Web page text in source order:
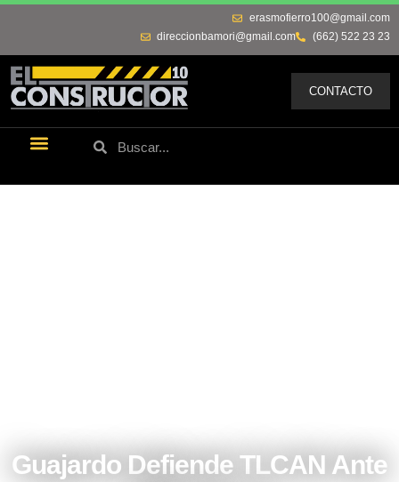
(662) 522 23 23
direccionbamori@gmail.com
erasmofierro100@gmail.com
CONTACTO
Guajardo Defiende TLCAN Ante